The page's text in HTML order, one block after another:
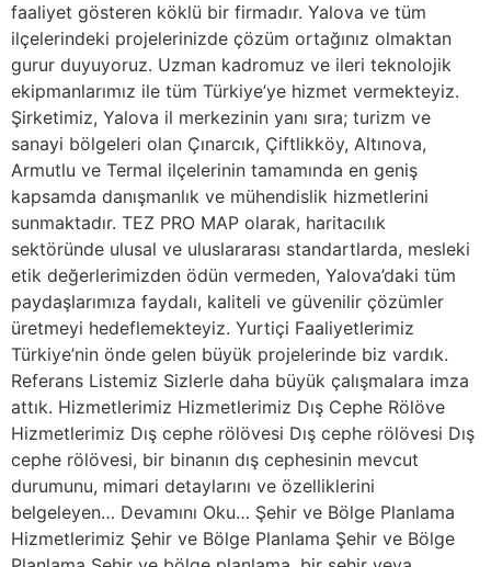
faaliyet gösteren köklü bir firmadır. Yalova ve tüm
ilçelerindeki projelerinizde çözüm ortağınız olmaktan
gurur duyuyoruz. Uzman kadromuz ve ileri teknolojik
ekipmanlarımız ile tüm Türkiye’ye hizmet vermekteyiz.
Şirketimiz, Yalova il merkezinin yanı sıra; turizm ve
sanayi bölgeleri olan Çınarcık, Çiftlikköy, Altınova,
Armutlu ve Termal ilçelerinin tamamında en geniş
kapsamda danışmanlık ve mühendislik hizmetlerini
sunmaktadır. TEZ PRO MAP olarak, haritacılık
sektöründe ulusal ve uluslararası standartlarda, mesleki
etik değerlerimizden ödün vermeden, Yalova’daki tüm
paydaşlarımıza faydalı, kaliteli ve güvenilir çözümler
üretmeyi hedeflemekteyiz. Yurtiçi Faaliyetlerimiz
Türkiye’nin önde gelen büyük projelerinde biz vardık.
Referans Listemiz Sizlerle daha büyük çalışmalara imza
attık. Hizmetlerimiz Hizmetlerimiz Dış Cephe Rölöve
Hizmetlerimiz Dış cephe rölövesi Dış cephe rölövesi Dış
cephe rölövesi, bir binanın dış cephesinin mevcut
durumunu, mimari detaylarını ve özelliklerini
belgeleyen… Devamını Oku… Şehir ve Bölge Planlama
Hizmetlerimiz Şehir ve Bölge Planlama Şehir ve Bölge